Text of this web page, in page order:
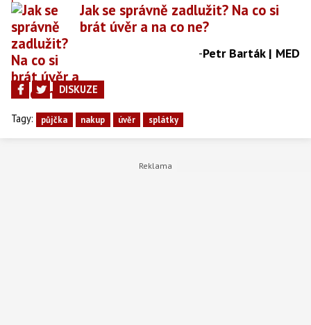
Jak se správně zadlužit? Na co si
brát úvěr a na co ne?
-Petr Barták | MED
DISKUZE
Tagy: půjčka nakup úvěr splátky